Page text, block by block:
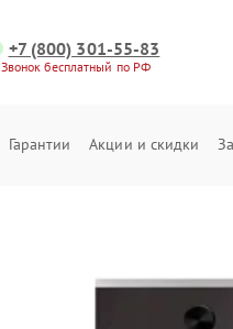
+7 (800) 301-55-83
Звонок бесплатный по РФ
Гарантии Акции и скидки